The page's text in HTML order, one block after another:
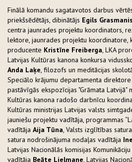
Finālā komandu sagatavotos darbus
priekšsēdētājs, dibinātājs Egils Grasmanis
centra jaunrades projektu koordinators,
lektore, jaunrades projektu koordinatore,
producente Kristīne Freiberga, LKA
Latvijas Kultūras kanona konkursa
Anda Laķe, filozofs un meditācijas
Speciālo krājumu departamenta direktore
pastāvīgās ekspozīcijas "Grāmata Latvijā"
Kultūras kanona radošo darbnīcu
Kultūras ministrijas Latvijas valsts
jauniešu projektu vadītāja, programmas
vadītāja Aija Tūna, Valsts izglītības
satura nodrošinājuma nodaļas vadītāja
Latvijas Nacionālās komisijas
vadītāja Beāte Lielmane, Latvijas